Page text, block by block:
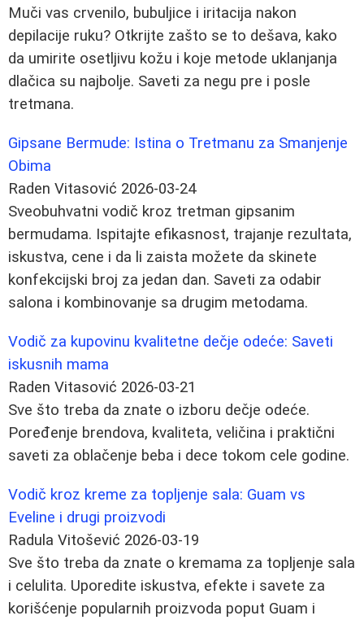
Muči vas crvenilo, bubuljice i iritacija nakon
depilacije ruku? Otkrijte zašto se to dešava, kako
da umirite osetljivu kožu i koje metode uklanjanja
dlačica su najbolje. Saveti za negu pre i posle
tretmana.
Gipsane Bermude: Istina o Tretmanu za Smanjenje
Obima
Raden Vitasović 2026-03-24
Sveobuhvatni vodič kroz tretman gipsanim
bermudama. Ispitajte efikasnost, trajanje rezultata,
iskustva, cene i da li zaista možete da skinete
konfekcijski broj za jedan dan. Saveti za odabir
salona i kombinovanje sa drugim metodama.
Vodič za kupovinu kvalitetne dečje odeće: Saveti
iskusnih mama
Raden Vitasović 2026-03-21
Sve što treba da znate o izboru dečje odeće.
Poređenje brendova, kvaliteta, veličina i praktični
saveti za oblačenje beba i dece tokom cele godine.
Vodič kroz kreme za topljenje sala: Guam vs
Eveline i drugi proizvodi
Radula Vitošević 2026-03-19
Sve što treba da znate o kremama za topljenje sala
i celulita. Uporedite iskustva, efekte i savete za
korišćenje popularnih proizvoda poput Guam i